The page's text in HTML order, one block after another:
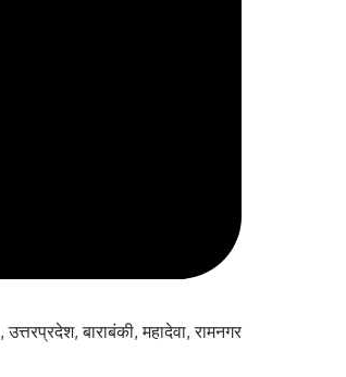
,उत्तरप्रदेश,बाराबंकी,महादेवा,रामनगर